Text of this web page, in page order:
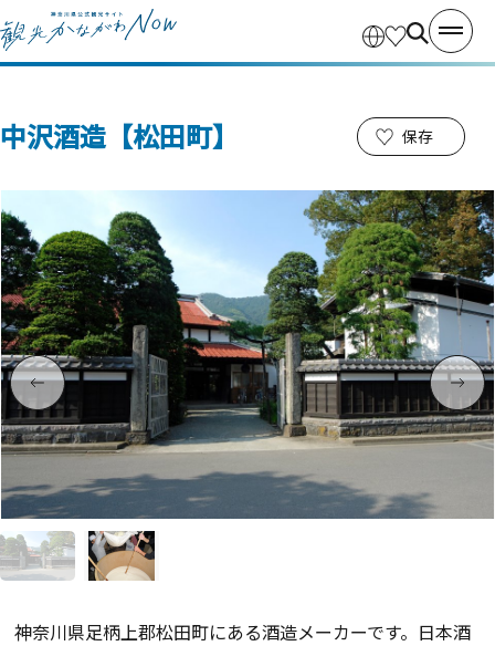
中沢酒造【松田町】 保存
神奈川県足柄上郡松田町にある酒造メーカーです。日本酒